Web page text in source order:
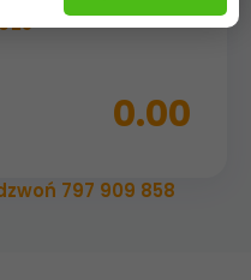
0.00
797 909 858